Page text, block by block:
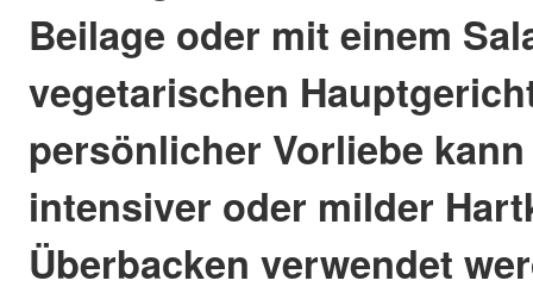
Beilage oder mit einem
vegetarischen
persönlicher Vorliebe
intensiver oder milder
Überbacken verwendet